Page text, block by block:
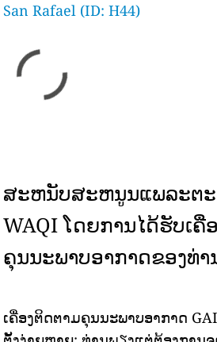
San Rafael (ID: H44)
ສະຫນັບສະຫນູນແພລະຕ
WAQI ໂດຍການໄດ້ຮັບເຄື່
ຄຸນນະພາບອາກາດຂອງທ່າ
ເຄື່ອງຕິດຕາມຄຸນນະພາບອາກາດ